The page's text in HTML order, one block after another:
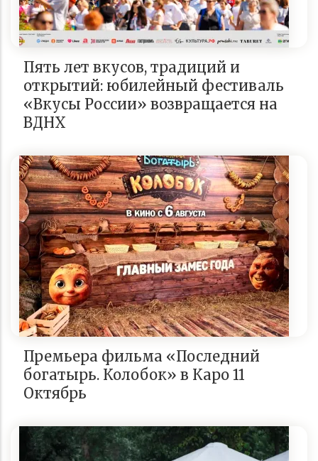
Пять лет вкусов, традиций и
открытий: юбилейный фестиваль
«Вкусы России» возвращается на
ВДНХ
Премьера фильма «Последний
богатырь. Колобок» в Каро 11
Октябрь